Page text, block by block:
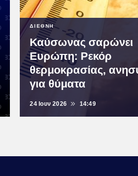
ΔΙΕΘΝΗ
Καύσωνας σαρώνει
Ευρώπη: Ρεκόρ
θερμοκρασίας,
για θύματα
24 Ιουν 2026 14:49